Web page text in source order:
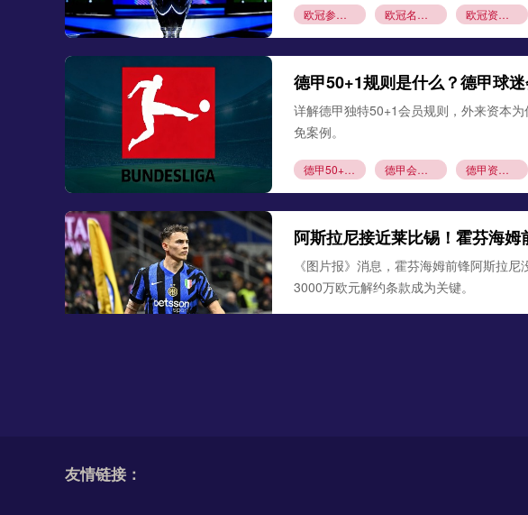
欧冠参赛资格 欧冠名额分配 欧冠资格赛规则
德甲50+1规则是什么？德甲球
详解德甲独特50+1会员规则，外来资本
免案例。
德甲50+1规则 德甲会员制 德甲资本规则
阿斯拉尼接近莱比锡！霍芬海
《图片报》消息，霍芬海姆前锋阿斯拉
3000万欧元解约条款成为关键。
友情链接：